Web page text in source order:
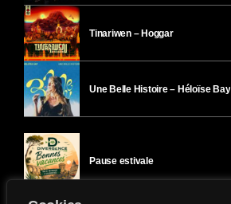
Tinariwen – Hoggar
Une Belle Histoire – Héloïse Bay
Pause estivale